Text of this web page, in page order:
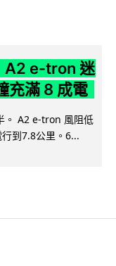
e-tron 迷
滿 8 成電
。 A2 e-tron 風阻低
到7.8公里。6...